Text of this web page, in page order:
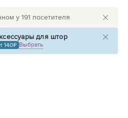
у 191 посетителя
для штор
140 Выбрать